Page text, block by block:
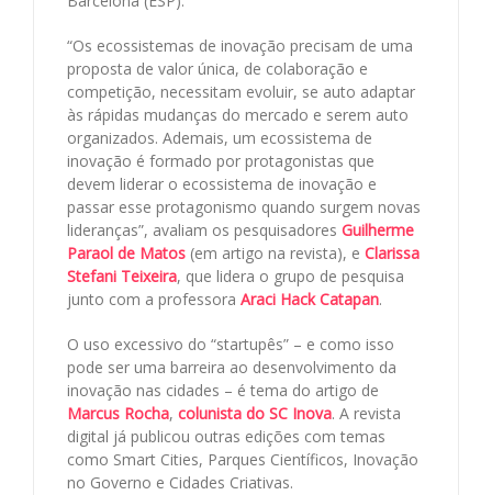
“Os ecossistemas de inovação precisam de uma
proposta de valor única, de colaboração e
competição, necessitam evoluir, se auto adaptar
às rápidas mudanças do mercado e serem auto
organizados. Ademais, um ecossistema de
inovação é formado por protagonistas que
devem liderar o ecossistema de inovação e
passar esse protagonismo quando surgem novas
lideranças”, avaliam os pesquisadores Guilherme
Paraol de Matos (em artigo na revista), e Clarissa
Stefani Teixeira, que lidera o grupo de pesquisa
junto com a professora Araci Hack Catapan.
O uso excessivo do “startupês” – e como isso
pode ser uma barreira ao desenvolvimento da
inovação nas cidades – é tema do artigo de
Marcus Rocha, colunista do SC Inova. A revista
digital já publicou outras edições com temas
como Smart Cities, Parques Científicos, Inovação
no Governo e Cidades Criativas.